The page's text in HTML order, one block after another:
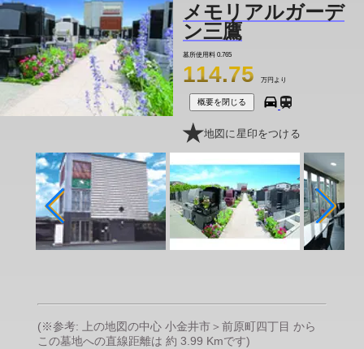
メモリアルガーデ
ン三鷹
墓所使用料 0.765
114.75 万円より
概要を閉じる
地図に星印をつける
(※参考: 上の地図の中心 小金井市＞前原町四丁目 から
この墓地への直線距離は 約 3.99 Kmです)